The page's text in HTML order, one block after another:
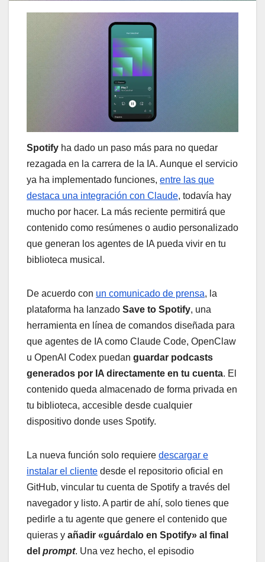
Spotify ha dado un paso más para no quedar
rezagada en la carrera de la IA. Aunque el servicio
ya ha implementado funciones, entre las que
destaca una integración con Claude, todavía hay
mucho por hacer. La más reciente permitirá que
contenido como resúmenes o audio personalizado
que generan los agentes de IA pueda vivir en tu
biblioteca musical.
De acuerdo con un comunicado de prensa, la
plataforma ha lanzado Save to Spotify, una
herramienta en línea de comandos diseñada para
que agentes de IA como Claude Code, OpenClaw
u OpenAI Codex puedan guardar podcasts
generados por IA directamente en tu cuenta. El
contenido queda almacenado de forma privada en
tu biblioteca, accesible desde cualquier
dispositivo donde uses Spotify.
La nueva función solo requiere descargar e
instalar el cliente desde el repositorio oficial en
GitHub, vincular tu cuenta de Spotify a través del
navegador y listo. A partir de ahí, solo tienes que
pedirle a tu agente que genere el contenido que
quieras y añadir «guárdalo en Spotify» al final
del prompt. Una vez hecho, el episodio